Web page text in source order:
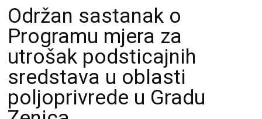
Održan sastanak o
Programu mjera za
utrošak podsticajnih
sredstava u oblasti
poljoprivrede u Gradu